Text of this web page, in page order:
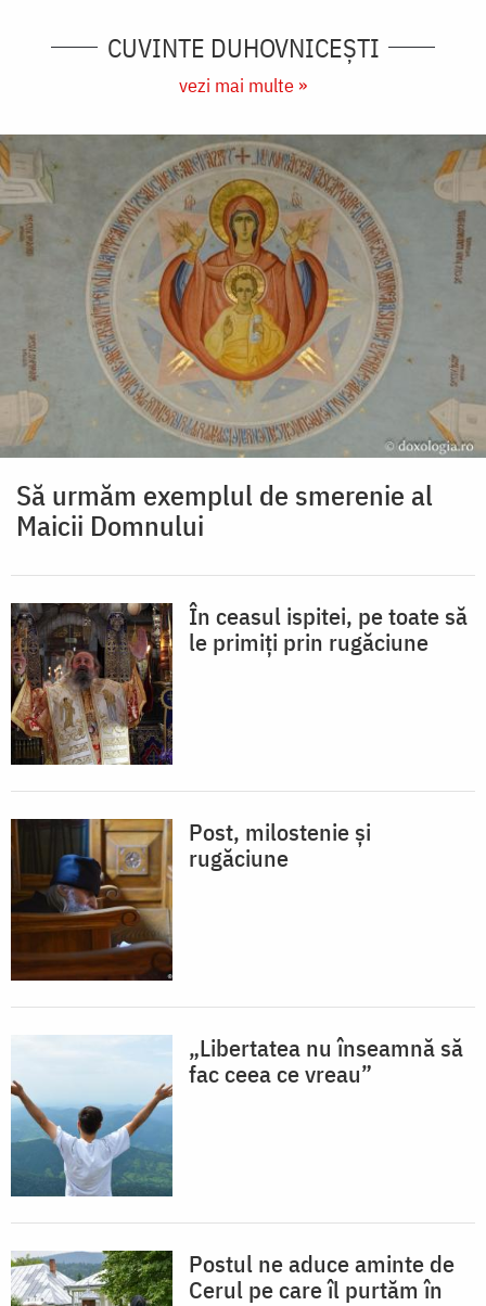
CUVINTE DUHOVNICEȘTI
vezi mai multe »
Să urmăm exemplul de smerenie al
Maicii Domnului
În ceasul ispitei, pe toate să
le primiți prin rugăciune
Post, milostenie și
rugăciune
„Libertatea nu înseamnă să
fac ceea ce vreau”
Postul ne aduce aminte de
Cerul pe care îl purtăm în